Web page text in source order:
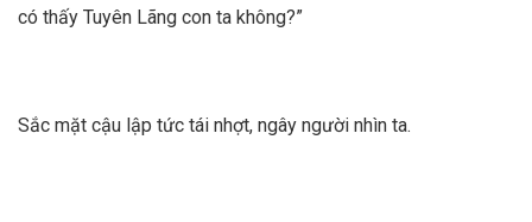
có thấy Tuyên Lãng con ta không?”
Sắc mặt cậu lập tức tái nhợt, ngây người nhìn ta.